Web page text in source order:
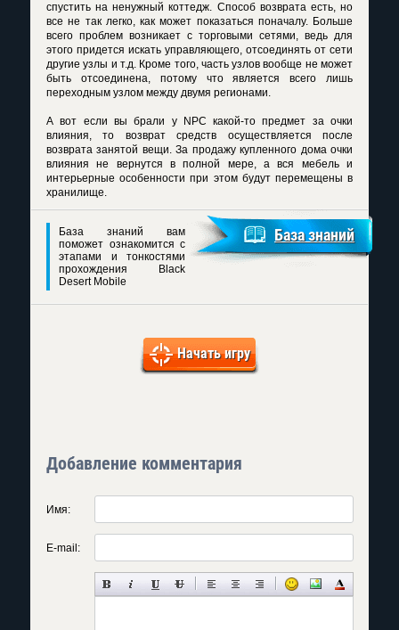
спустить на ненужный коттедж. Способ возврата есть, но
все не так легко, как может показаться поначалу. Больше
всего проблем возникает с торговыми сетями, ведь для
этого придется искать управляющего, отсоединять от сети
другие узлы и т.д. Кроме того, часть узлов вообще не может
быть отсоединена, потому что является всего лишь
переходным узлом между двумя регионами.
А вот если вы брали у NPC какой-то предмет за очки
влияния, то возврат средств осуществляется после
возврата занятой вещи. За продажу купленного дома очки
влияния не вернутся в полной мере, а вся мебель и
интерьерные особенности при этом будут перемещены в
хранилище.
База знаний вам
поможет ознакомится с
этапами и тонкостями
прохождения Black
Desert Mobile
База знаний
Начать игру
Добавление комментария
Имя:
E-mail: